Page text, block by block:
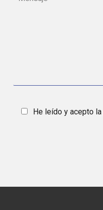
He leído y acepto la